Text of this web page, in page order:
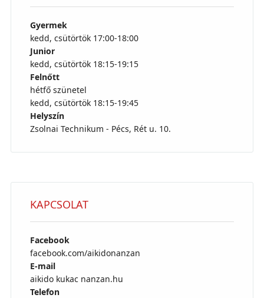
Gyermek
kedd, csütörtök 17:00-18:00
Junior
kedd, csütörtök 18:15-19:15
Felnőtt
hétfő szünetel
kedd, csütörtök 18:15-19:45
Helyszín
Zsolnai Technikum - Pécs, Rét u. 10.
KAPCSOLAT
Facebook
facebook.com/aikidonanzan
E-mail
aikido kukac nanzan.hu
Telefon